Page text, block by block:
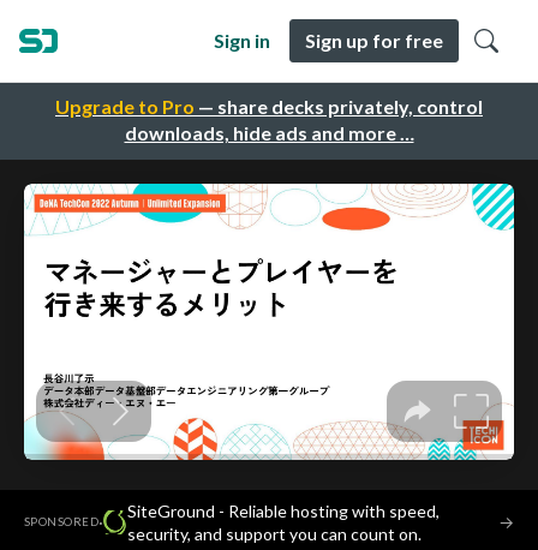
Upgrade to Pro — share decks privately, control
downloads, hide ads and more …
Sign in Sign up for free
SPONSORED·
SiteGround - Reliable hosting with speed,
security, and support you can count on.
→